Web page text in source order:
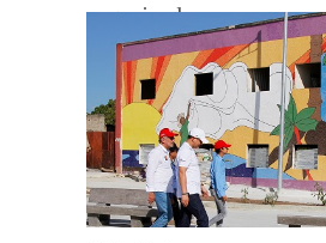
organizadoras...